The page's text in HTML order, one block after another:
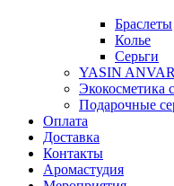
Браслеты
Колье
Серьги
YASIN
Экокосметика
Подарочные
Оплата
Доставка
Контакты
Аромастудия